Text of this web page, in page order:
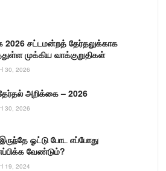
2026 சட்டமன்றத் தேர்தலுக்காக
முக்கிய வாக்குறுதிகள்
30, 2026
அறிக்கை – 2026
30, 2026
ஓட்டு போட எப்போது
வேண்டும்?
19, 2024